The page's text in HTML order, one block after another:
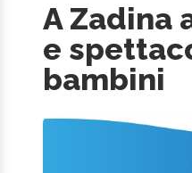
A Zadina
e
bambini